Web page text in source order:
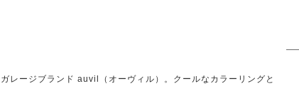
レージブランド auvil（オーヴィル）。クールなカラーリングと